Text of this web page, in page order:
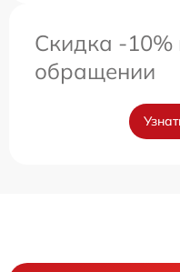
Скидка -10%
обращении